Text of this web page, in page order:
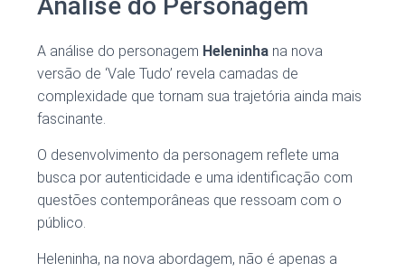
A análise do personagem Heleninha na nova
versão de ‘Vale Tudo’ revela camadas de
complexidade que tornam sua trajetória ainda mais
fascinante.
O desenvolvimento da personagem reflete uma
busca por autenticidade e uma identificação com
questões contemporâneas que ressoam com o
público.
Heleninha, na nova abordagem, não é apenas a